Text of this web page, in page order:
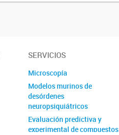
SERVICIOS
Microscopía
Modelos murinos de
desórdenes
neuropsiquiátricos
Evaluación predictiva y
experimental de compuestos